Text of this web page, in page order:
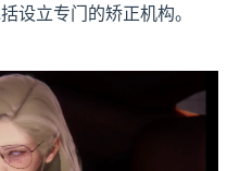
设立专门的矫正机构。